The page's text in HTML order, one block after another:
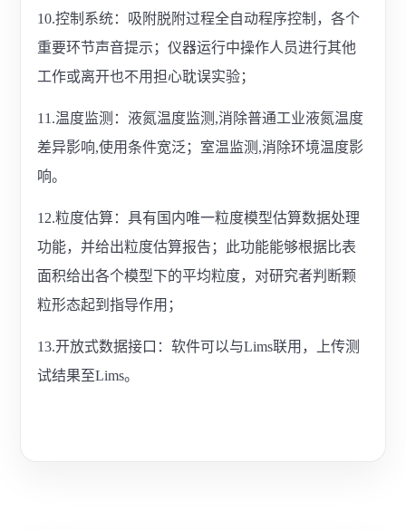
10.控制系统：吸附脱附过程全自动程序控制，各个
重要环节声音提示；仪器运行中操作人员进行其他
工作或离开也不用担心耽误实验；
11.温度监测：液氮温度监测,消除普通工业液氮温度
差异影响,使用条件宽泛；室温监测,消除环境温度影
响。
12.粒度估算：具有国内唯一粒度模型估算数据处理
功能，并给出粒度估算报告；此功能能够根据比表
面积给出各个模型下的平均粒度，对研究者判断颗
粒形态起到指导作用；
13.开放式数据接口：软件可以与Lims联用，上传测
试结果至Lims。